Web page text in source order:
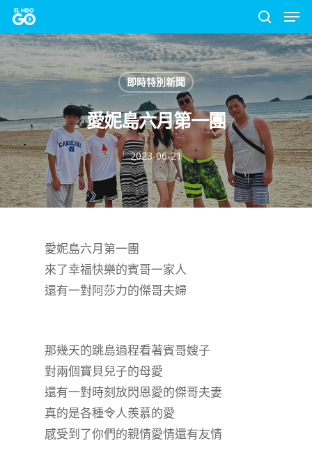
Skip
to
main
content
search
即時特別新聞
愛妮島六月第一團
2023-06-21
愛妮島六月第一團
來了幸福快樂的賓哥一家人
還有一對阿莎力的傑哥夫婦
那幾天的跳島過程看著賓哥嫂子
對兩個寶貝兒子的母愛
還有一對時刻放閃恩愛的傑哥夫妻
真的是各種令人羨慕的愛
感受到了你們的親情愛情還有友情
Close
Menu